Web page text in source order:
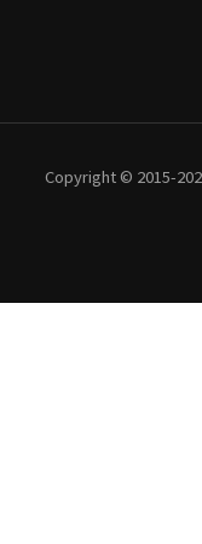
Copyright © 2015-